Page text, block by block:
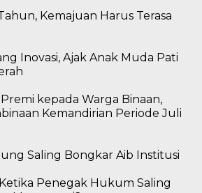
Kemajuan Harus Terasa
Inovasi, Ajak Anak Muda Pati
kepada Warga Binaan,
Kemandirian Periode Juli
Saling Bongkar Aib Institusi
Penegak Hukum Saling